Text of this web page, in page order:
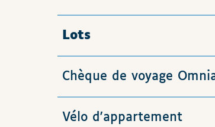
Lots
Chèque de voyage
Vélo d'appartement